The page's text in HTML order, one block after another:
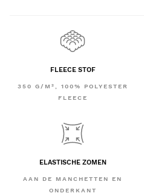
FLEECE STOF
350 G/M², 100% POLYESTER
FLEECE
ELASTISCHE ZOMEN
AAN DE MANCHETTEN EN
ONDERKANT